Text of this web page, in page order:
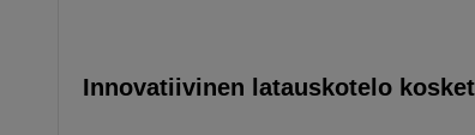
Innovatiivinen latauskotelo